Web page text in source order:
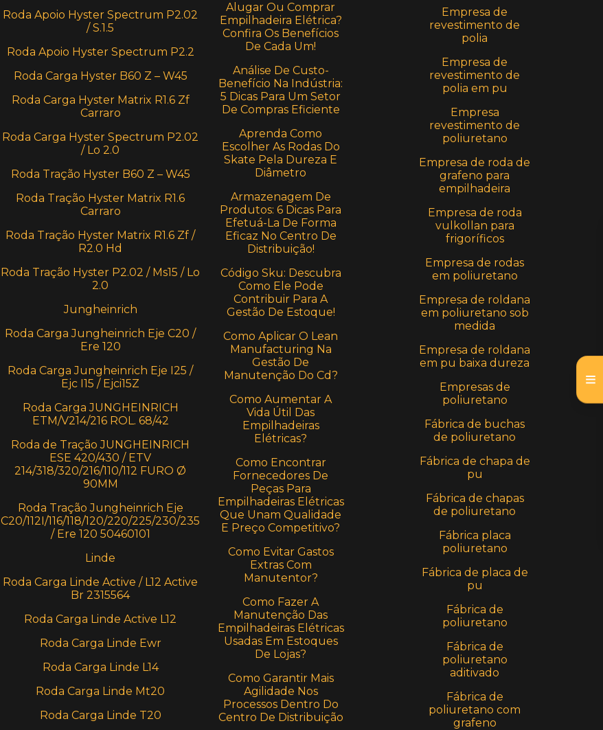
Roda Apoio Hyster Spectrum P2.02
/ S.1.5
Roda Apoio Hyster Spectrum P2.2
Roda Carga Hyster B60 Z – W45
Roda Carga Hyster Matrix R1.6 Zf
Carraro
Roda Carga Hyster Spectrum P2.02
/ Lo 2.0
Roda Tração Hyster B60 Z – W45
Roda Tração Hyster Matrix R1.6
Carraro
Roda Tração Hyster Matrix R1.6 Zf /
R2.0 Hd
Roda Tração Hyster P2.02 / Ms15 / Lo
2.0
Jungheinrich
Roda Carga Jungheinrich Eje C20 /
Ere 120
Roda Carga Jungheinrich Eje I25 /
Ejc I15 / Ejci15Z
Roda Carga JUNGHEINRICH
ETM/V214/216 ROL. 68/42
Roda de Tração JUNGHEINRICH
ESE 420/430 / ETV
214/318/320/216/110/112 FURO Ø
90MM
Roda Tração Jungheinrich Eje
C20/112I/116/118/120/220/225/230/235
/ Ere 120 50460101
Linde
Roda Carga Linde Active / L12 Active
Br 2315564
Roda Carga Linde Active L12
Roda Carga Linde Ewr
Roda Carga Linde L14
Roda Carga Linde Mt20
Roda Carga Linde T20
Alugar Ou Comprar
Empilhadeira Elétrica?
Confira Os Benefícios
De Cada Um!
Análise De Custo-
Benefício Na Indústria:
5 Dicas Para Um Setor
De Compras Eficiente
Aprenda Como
Escolher As Rodas Do
Skate Pela Dureza E
Diâmetro
Armazenagem De
Produtos: 6 Dicas Para
Efetuá-La De Forma
Eficaz No Centro De
Distribuição!
Código Sku: Descubra
Como Ele Pode
Contribuir Para A
Gestão De Estoque!
Como Aplicar O Lean
Manufacturing Na
Gestão De
Manutenção Do Cd?
Como Aumentar A
Vida Útil Das
Empilhadeiras
Elétricas?
Como Encontrar
Fornecedores De
Peças Para
Empilhadeiras Elétricas
Que Unam Qualidade
E Preço Competitivo?
Como Evitar Gastos
Extras Com
Manutentor?
Como Fazer A
Manutenção Das
Empilhadeiras Elétricas
Usadas Em Estoques
De Lojas?
Como Garantir Mais
Agilidade Nos
Processos Dentro Do
Centro De Distribuição
Empresa de
revestimento de
polia
Empresa de
revestimento de
polia em pu
Empresa
revestimento de
poliuretano
Empresa de roda de
grafeno para
empilhadeira
Empresa de roda
vulkollan para
frigoríficos
Empresa de rodas
em poliuretano
Empresa de roldana
em poliuretano sob
medida
Empresa de roldana
em pu baixa dureza
Empresas de
poliuretano
Fábrica de buchas
de poliuretano
Fábrica de chapa de
pu
Fábrica de chapas
de poliuretano
Fábrica placa
poliuretano
Fábrica de placa de
pu
Fábrica de
poliuretano
Fábrica de
poliuretano
aditivado
Fábrica de
poliuretano com
grafeno